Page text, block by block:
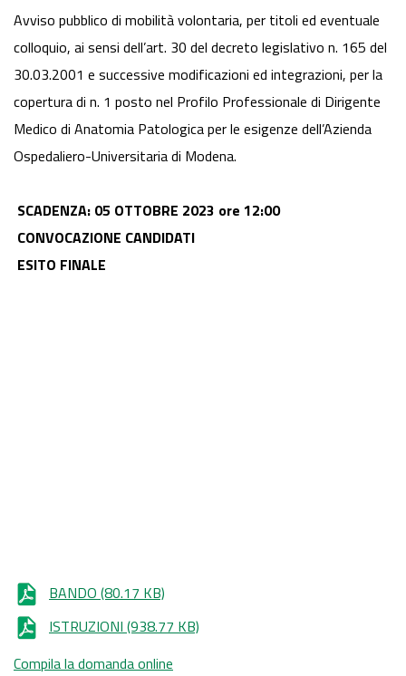
Avviso pubblico di mobilità volontaria, per titoli ed eventuale
colloquio, ai sensi dell’art. 30 del decreto legislativo n. 165 del
30.03.2001 e successive modificazioni ed integrazioni, per la
copertura di n. 1 posto nel Profilo Professionale di Dirigente
Medico di Anatomia Patologica per le esigenze dell’Azienda
Ospedaliero-Universitaria di Modena.
SCADENZA: 05 OTTOBRE 2023 ore 12:00
CONVOCAZIONE CANDIDATI
ESITO FINALE
BANDO (80.17 KB)
ISTRUZIONI (938.77 KB)
Compila la domanda online